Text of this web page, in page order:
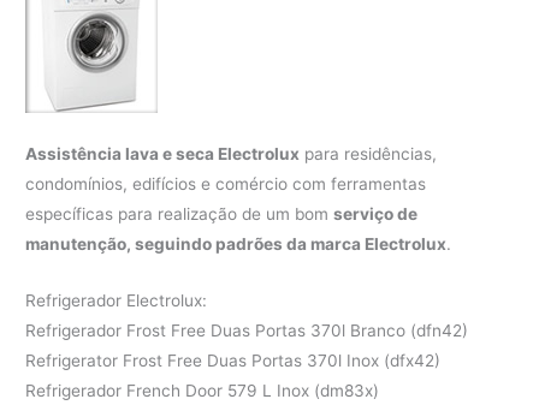
Assistência lava e seca Electrolux para residências,
condomínios, edifícios e comércio com ferramentas
específicas para realização de um bomserviço de
manutenção, seguindo padrões da marca Electrolux.
Refrigerador Electrolux:
Refrigerador Frost Free Duas Portas 370l Branco (dfn42)
Refrigerator Frost Free Duas Portas 370l Inox (dfx42)
Refrigerador French Door 579 L Inox (dm83x)